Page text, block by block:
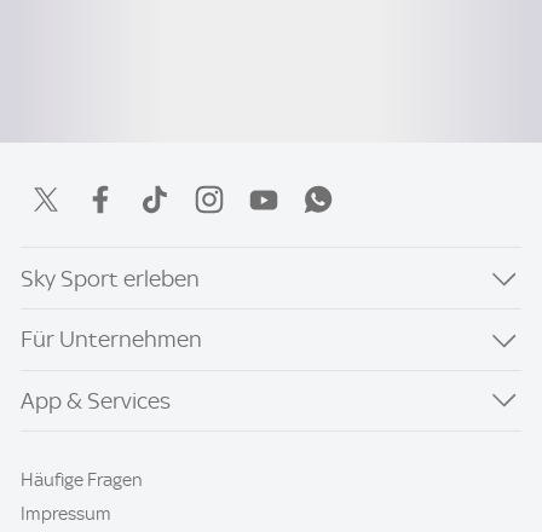
Sky Sport erleben
Für Unternehmen
App & Services
Häufige Fragen
Impressum